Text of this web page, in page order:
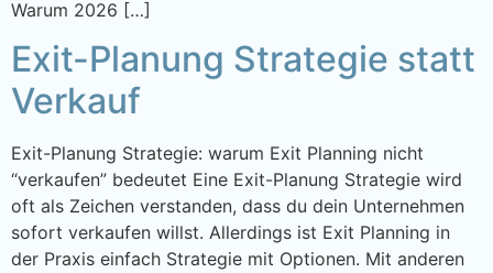
Warum 2026 […]
Exit-Planung Strategie statt
Verkauf
Exit-Planung Strategie: warum Exit Planning nicht
“verkaufen” bedeutet Eine Exit-Planung Strategie wird
oft als Zeichen verstanden, dass du dein Unternehmen
sofort verkaufen willst. Allerdings ist Exit Planning in
der Praxis einfach Strategie mit Optionen. Mit anderen